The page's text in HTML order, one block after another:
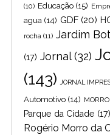
(10) Educação (15)
agua (14) GDF (20)
rocha (11) Jardim
(17) Jornal(32)
(143)
JORNAL
Automotivo (14)
Parque da Cidade (17)
Rogério Morro da